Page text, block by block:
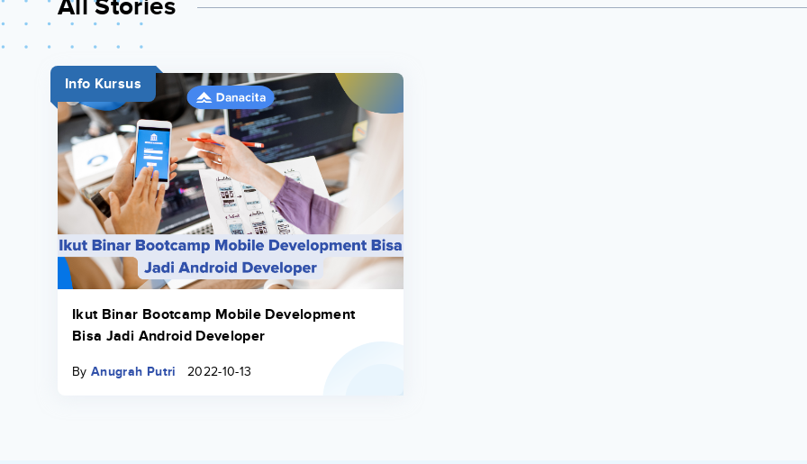
All Stories
Info Kursus
Ikut Binar Bootcamp Mobile Development
Bisa Jadi Android Developer
By Anugrah Putri 2022-10-13